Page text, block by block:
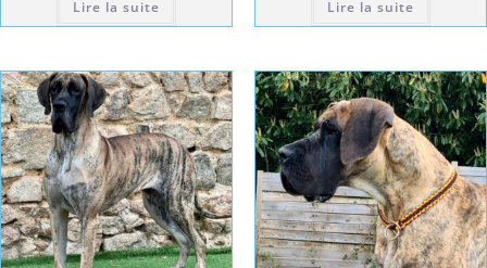
Lire la suite Lire la suite